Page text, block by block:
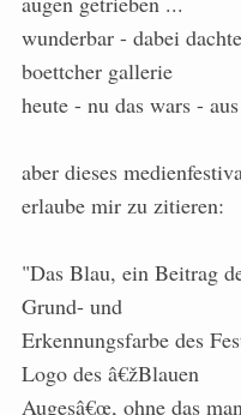
wunderbar - dabei
boettcher gallerie
heute - nu das wars -
aber dieses
erlaube mir zu zitieren:
"Das Blau, ein Beitrag
Grund- und
Erkennungsfarbe des
Logo des â€žBlauen
Augesâ€œ, ohne das